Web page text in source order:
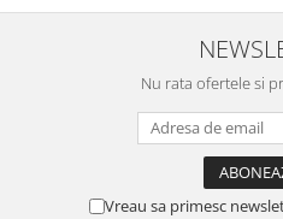
Nu rata ofertele si
Vreau sa primesc